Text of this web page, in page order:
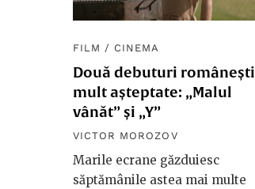
FILM / CINEMA
Două debuturi românești
mult așteptate: „Malul
vânăt” și „Y”
VICTOR MOROZOV
Marile ecrane găzduiesc
săptămânile astea mai multe